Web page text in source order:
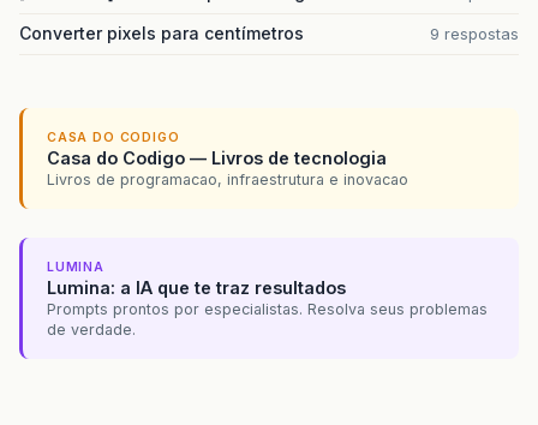
Converter pixels para centímetros 9 respostas
CASA DO CODIGO
Casa do Codigo — Livros de tecnologia
Livros de programacao, infraestrutura e inovacao
LUMINA
Lumina: a IA que te traz resultados
Prompts prontos por especialistas. Resolva seus problemas
de verdade.